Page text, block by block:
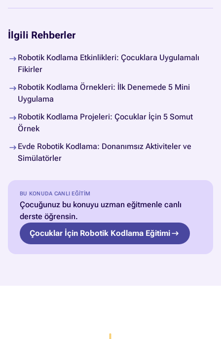
İlgili Rehberler
Robotik Kodlama Etkinlikleri: Çocuklara Uygulamalı
Fikirler
Robotik Kodlama Örnekleri: İlk Denemede 5 Mini
Uygulama
Robotik Kodlama Projeleri: Çocuklar İçin 5 Somut
Örnek
Evde Robotik Kodlama: Donanımsız Aktiviteler ve
Simülatörler
BU KONUDA CANLI EĞITIM
Çocuğunuz bu konuyu uzman eğitmenle canlı
derste öğrensin.
Çocuklar İçin Robotik Kodlama Eğitimi